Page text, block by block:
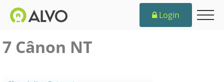
Login
7 Cânon NT